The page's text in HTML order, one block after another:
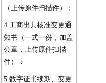
（上传原件扫描件）；
4.工商出具核准变更通
知书（一式一份，加盖
公章，上传原件扫描
件）；
5.数字证书续期、变更